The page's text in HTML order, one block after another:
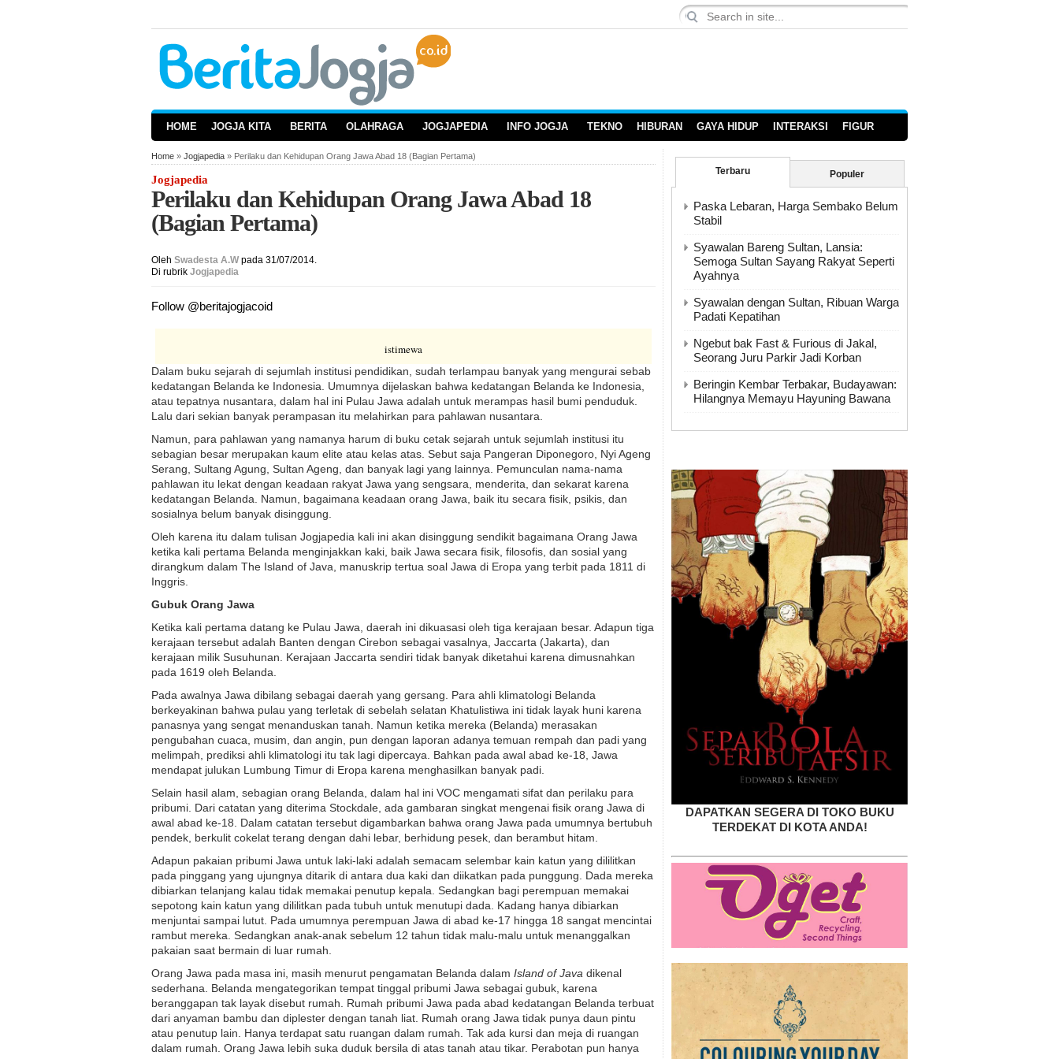
HOME JOGJA KITA BERITA OLAHRAGA JOGJAPEDIA INFO JOGJA TEKNO HIBURAN GAYA HIDUP INTERAKSI FIGUR
Home » Jogjapedia » Perilaku dan Kehidupan Orang Jawa Abad 18 (Bagian Pertama)
Jogjapedia
Perilaku dan Kehidupan Orang Jawa Abad 18
(Bagian Pertama)
Oleh Swadesta A.W pada 31/07/2014.
Di rubrik Jogjapedia
Follow @beritajogjacoid
istimewa
Dalam buku sejarah di sejumlah institusi pendidikan, sudah terlampau banyak yang mengurai sebab
kedatangan Belanda ke Indonesia. Umumnya dijelaskan bahwa kedatangan Belanda ke Indonesia,
atau tepatnya nusantara, dalam hal ini Pulau Jawa adalah untuk merampas hasil bumi penduduk.
Lalu dari sekian banyak perampasan itu melahirkan para pahlawan nusantara.
Namun, para pahlawan yang namanya harum di buku cetak sejarah untuk sejumlah institusi itu
sebagian besar merupakan kaum elite atau kelas atas. Sebut saja Pangeran Diponegoro, Nyi Ageng
Serang, Sultang Agung, Sultan Ageng, dan banyak lagi yang lainnya. Pemunculan nama-nama
pahlawan itu lekat dengan keadaan rakyat Jawa yang sengsara, menderita, dan sekarat karena
kedatangan Belanda. Namun, bagaimana keadaan orang Jawa, baik itu secara fisik, psikis, dan
sosialnya belum banyak disinggung.
Oleh karena itu dalam tulisan Jogjapedia kali ini akan disinggung sendikit bagaimana Orang Jawa
ketika kali pertama Belanda menginjakkan kaki, baik Jawa secara fisik, filosofis, dan sosial yang
dirangkum dalam The Island of Java, manuskrip tertua soal Jawa di Eropa yang terbit pada 1811 di
Inggris.
Gubuk Orang Jawa
Ketika kali pertama datang ke Pulau Jawa, daerah ini dikuasasi oleh tiga kerajaan besar. Adapun tiga
kerajaan tersebut adalah Banten dengan Cirebon sebagai vasalnya, Jaccarta (Jakarta), dan
kerajaan milik Susuhunan. Kerajaan Jaccarta sendiri tidak banyak diketahui karena dimusnahkan
pada 1619 oleh Belanda.
Pada awalnya Jawa dibilang sebagai daerah yang gersang. Para ahli klimatologi Belanda
berkeyakinan bahwa pulau yang terletak di sebelah selatan Khatulistiwa ini tidak layak huni karena
panasnya yang sengat menanduskan tanah. Namun ketika mereka (Belanda) merasakan
pengubahan cuaca, musim, dan angin, pun dengan laporan adanya temuan rempah dan padi yang
melimpah, prediksi ahli klimatologi itu tak lagi dipercaya. Bahkan pada awal abad ke-18, Jawa
mendapat julukan Lumbung Timur di Eropa karena menghasilkan banyak padi.
Selain hasil alam, sebagian orang Belanda, dalam hal ini VOC mengamati sifat dan perilaku para
pribumi. Dari catatan yang diterima Stockdale, ada gambaran singkat mengenai fisik orang Jawa di
awal abad ke-18. Dalam catatan tersebut digambarkan bahwa orang Jawa pada umumnya bertubuh
pendek, berkulit cokelat terang dengan dahi lebar, berhidung pesek, dan berambut hitam.
Adapun pakaian pribumi Jawa untuk laki-laki adalah semacam selembar kain katun yang dililitkan
pada pinggang yang ujungnya ditarik di antara dua kaki dan diikatkan pada punggung. Dada mereka
dibiarkan telanjang kalau tidak memakai penutup kepala. Sedangkan bagi perempuan memakai
sepotong kain katun yang dililitkan pada tubuh untuk menutupi dada. Kadang hanya dibiarkan
menjuntai sampai lutut. Pada umumnya perempuan Jawa di abad ke-17 hingga 18 sangat mencintai
rambut mereka. Sedangkan anak-anak sebelum 12 tahun tidak malu-malu untuk menanggalkan
pakaian saat bermain di luar rumah.
Orang Jawa pada masa ini, masih menurut pengamatan Belanda dalam Island of Java dikenal
sederhana. Belanda mengategorikan tempat tinggal pribumi Jawa sebagai gubuk, karena
beranggapan tak layak disebut rumah. Rumah pribumi Jawa pada abad kedatangan Belanda terbuat
dari anyaman bambu dan diplester dengan tanah liat. Rumah orang Jawa tidak punya daun pintu
atau penutup lain. Hanya terdapat satu ruangan dalam rumah. Tak ada kursi dan meja di ruangan
dalam rumah. Orang Jawa lebih suka duduk bersila di atas tanah atau tikar. Perabotan pun hanya
Terbaru Populer
Paska Lebaran, Harga Sembako Belum
Stabil
Syawalan Bareng Sultan, Lansia:
Semoga Sultan Sayang Rakyat Seperti
Ayahnya
Syawalan dengan Sultan, Ribuan Warga
Padati Kepatihan
Ngebut bak Fast & Furious di Jakal,
Seorang Juru Parkir Jadi Korban
Beringin Kembar Terbakar, Budayawan:
Hilangnya Memayu Hayuning Bawana
DAPATKAN SEGERA DI TOKO BUKU
TERDEKAT DI KOTA ANDA!